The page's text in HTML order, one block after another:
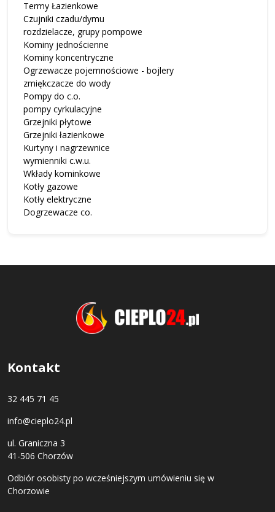
Termy Łazienkowe
Czujniki czadu/dymu
rozdzielacze, grupy pompowe
Kominy jednościenne
Kominy koncentryczne
Ogrzewacze pojemnościowe - bojlery
zmiękczacze do wody
Pompy do c.o.
pompy cyrkulacyjne
Grzejniki płytowe
Grzejniki łazienkowe
Kurtyny i nagrzewnice
wymienniki c.w.u.
Wkłady kominkowe
Kotły gazowe
Kotły elektryczne
Dogrzewacze co.
Kontakt
32 445 71 45
info@cieplo24.pl
ul. Graniczna 3
41-506 Chorzów
Odbiór osobisty po wcześniejszym umówieniu się w
Chorzowie